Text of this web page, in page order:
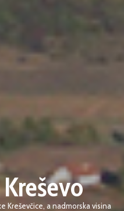
Kreševčice, a nadmorska visina